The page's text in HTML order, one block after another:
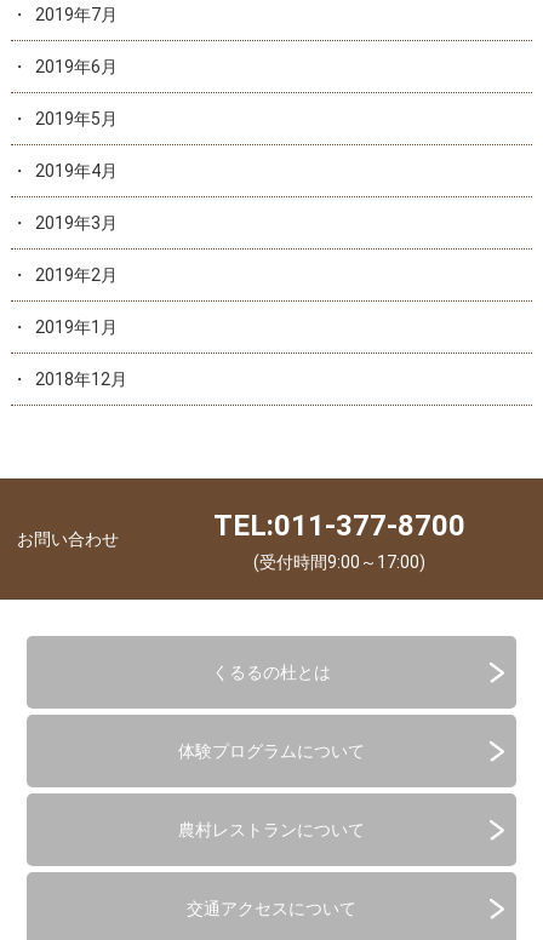
2019年7月
2019年6月
2019年5月
2019年4月
2019年3月
2019年2月
2019年1月
2018年12月
お問い合わせ TEL:011-377-8700
(受付時間9:00～17:00)
くるるの杜とは
体験プログラムについて
農村レストランについて
交通アクセスについて